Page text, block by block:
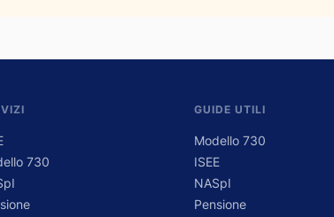
730
GUIDE UTILI
Modello 730
ISEE
NASpI
Pensione